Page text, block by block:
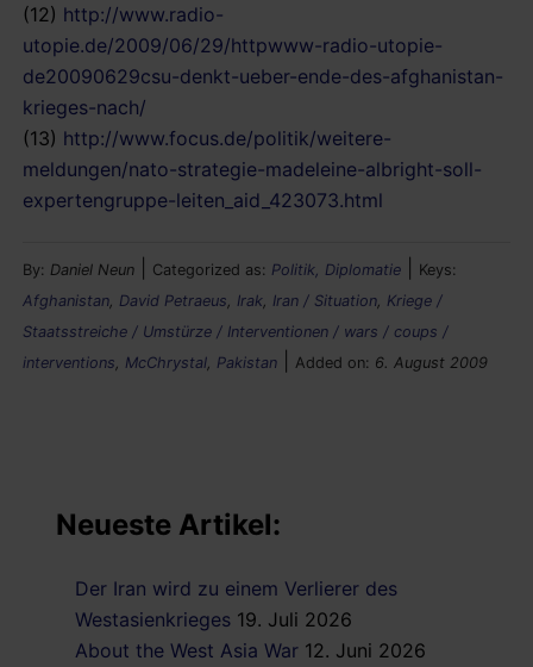
(12) http://www.radio-
utopie.de/2009/06/29/httpwww-radio-utopie-
de20090629csu-denkt-ueber-ende-des-afghanistan-
krieges-nach/
(13) http://www.focus.de/politik/weitere-
meldungen/nato-strategie-madeleine-albright-soll-
expertengruppe-leiten_aid_423073.html
By: Daniel Neun Categorized as: Politik, Diplomatie
Keys:
Afghanistan David Petraeus Irak Iran / Situation Kriege /
Staatsstreiche / Umstürze / Interventionen / wars / coups /
interventions
McChrystal Pakistan Added on: 6. August 2009
Neueste Artikel:
Der Iran wird zu einem Verlierer des
Westasienkrieges 19. Juli 2026
About the West Asia War 12. Juni 2026